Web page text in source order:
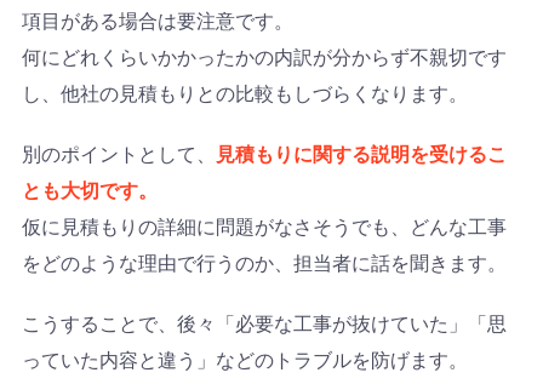
項目がある場合は要注意です。
何にどれくらいかかったかの内訳が分からず不親切です
し、他社の見積もりとの比較もしづらくなります。
別のポイントとして、
見積もりに関する説明を受けるこ
とも大切です。
仮に見積もりの詳細に問題がなさそうでも、どんな工事
をどのような理由で行うのか、担当者に話を聞きます。
こうすることで、後々「必要な工事が抜けていた」「思
っていた内容と違う」などのトラブルを防げます。